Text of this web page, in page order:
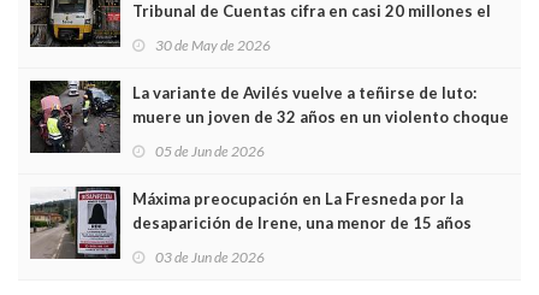
Tribunal de Cuentas cifra en casi 20 millones el
sobrecoste de los trenes que no cabían por los
30 de May de 2026
La variante de Avilés vuelve a teñirse de luto:
muere un joven de 32 años en un violento choque
frontal
05 de Jun de 2026
Máxima preocupación en La Fresneda por la
desaparición de Irene, una menor de 15 años
03 de Jun de 2026